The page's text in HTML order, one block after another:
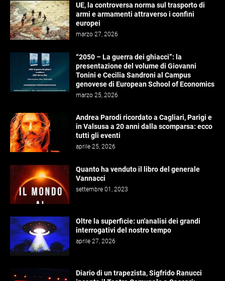
UE, la controversa norma sul trasporto di
armi e armamenti attraverso i confini
europei
marzo 27, 2026
“2050 – La guerra dei ghiacci”: la
presentazione del volume di Giovanni
Tonini e Cecilia Sandroni al Campus
genovese di European School of Economics
marzo 25, 2026
Andrea Parodi ricordato a Cagliari, Parigi e
in Valsusa a 20 anni dalla scomparsa: ecco
tutti gli eventi
aprile 25, 2026
Quanto ha venduto il libro del generale
Vannacci
settembre 01, 2023
Oltre la superficie: un'analisi dei grandi
interrogativi del nostro tempo
aprile 27, 2026
Diario di un trapezista, Sigfrido Ranucci